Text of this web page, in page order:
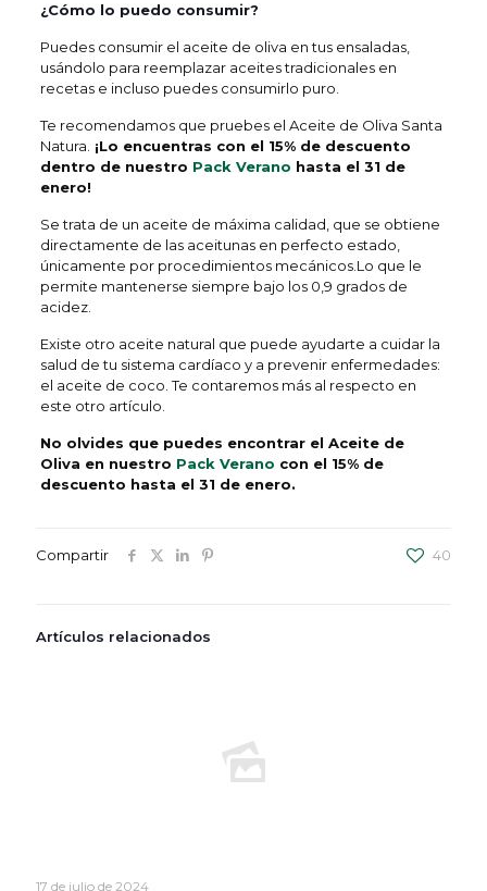
¿Cómo lo puedo consumir?
Puedes consumir el aceite de oliva en tus ensaladas,
usándolo para reemplazar aceites tradicionales en
recetas e incluso puedes consumirlo puro.
Te recomendamos que pruebes el Aceite de Oliva Santa
Natura. ¡Lo encuentras con el 15% de descuento
dentro de nuestro Pack Verano hasta el 31 de
enero!
Se trata de un aceite de máxima calidad, que se obtiene
directamente de las aceitunas en perfecto estado,
únicamente por procedimientos mecánicos.Lo que le
permite mantenerse siempre bajo los 0,9 grados de
acidez.
Existe otro aceite natural que puede ayudarte a cuidar la
salud de tu sistema cardíaco y a prevenir enfermedades:
el aceite de coco. Te contaremos más al respecto en
este otro artículo.
No olvides que puedes encontrar el Aceite de
Oliva en nuestro Pack Verano con el 15% de
descuento hasta el 31 de enero.
Compartir 40
Artículos relacionados
17 de julio de 2024